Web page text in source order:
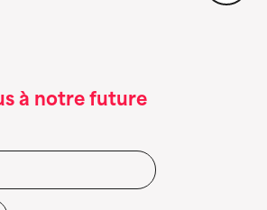
à notre future